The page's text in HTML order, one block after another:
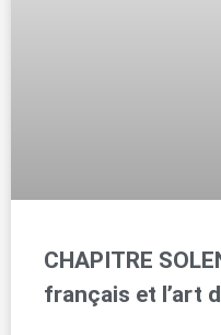
CHAPITRE
français et l’art